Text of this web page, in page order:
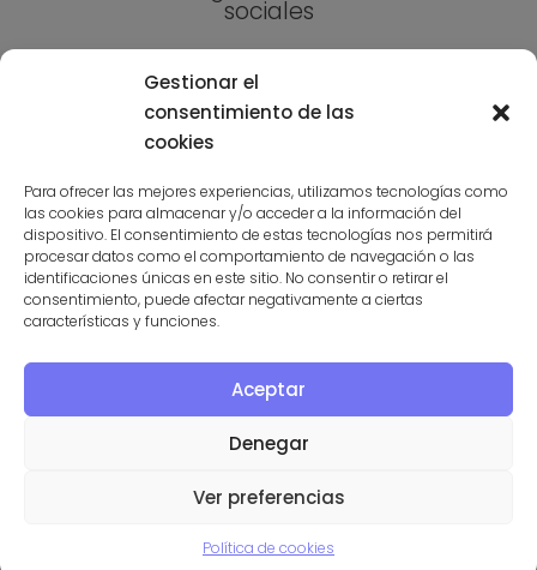
Gestionar el
consentimiento de las
cookies
Para ofrecer las mejores experiencias, utilizamos tecnologías como
las cookies para almacenar y/o acceder a la información del
dispositivo. El consentimiento de estas tecnologías nos permitirá
procesar datos como el comportamiento de navegación o las
identificaciones únicas en este sitio. No consentir o retirar el
consentimiento, puede afectar negativamente a ciertas
características y funciones.
Aceptar
Denegar
Ver preferencias
Política de cookies
sociales
Suscríbete a la niusleter aquí
PROGRAMA KIT DIGITAL COFINANCIADO POR LOS FONDOS
RESILENCIA